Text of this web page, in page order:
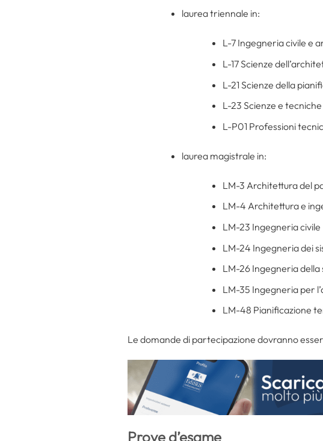
laurea triennale in:
L-7 Ingegneria civile e
L-17 Scienze
L-21 Scienze della
L-23 Scienze e tecniche
L-P01 Professioni
laurea magistrale in:
LM-3 Architettura del
LM-4 Architettura e
LM-23 Ingegneria civile
LM-24 Ingegneria dei
LM-26 Ingegneria della
LM-35 Ingegneria per
LM-48 Pianificazione
Le domande di partecipazione dovranno
Prove d’esame